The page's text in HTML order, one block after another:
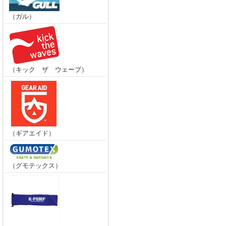
（ガル）
（キック ザ ウェーブ）
（ギアエイド）
（グモテックス）